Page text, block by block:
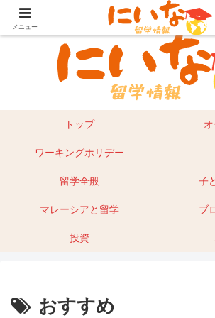
目指せ！英語留学｜オーストラリア留学やマ
トップ
ワーキングホリデー
留学全般 子
マレーシアと留学 ブ
投資
おすすめ
メニュー